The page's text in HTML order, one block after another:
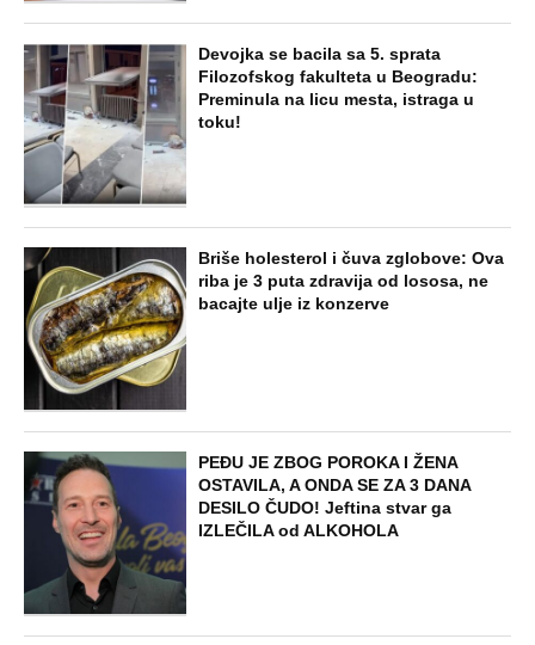
Devojka se bacila sa 5. sprata
Filozofskog fakulteta u Beogradu:
Preminula na licu mesta, istraga u
toku!
Briše holesterol i čuva zglobove: Ova
riba je 3 puta zdravija od lososa, ne
bacajte ulje iz konzerve
PEĐU JE ZBOG POROKA I ŽENA
OSTAVILA, A ONDA SE ZA 3 DANA
DESILO ČUDO! Jeftina stvar ga
IZLEČILA od ALKOHOLA